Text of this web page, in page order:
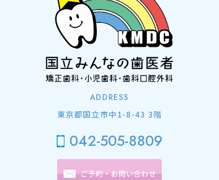
ADDRESS
東京都国立市中1-8-43 3階
042-505-8809